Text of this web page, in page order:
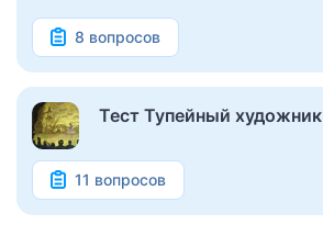
8 вопросов
Тест Тупейный художник
11 вопросов